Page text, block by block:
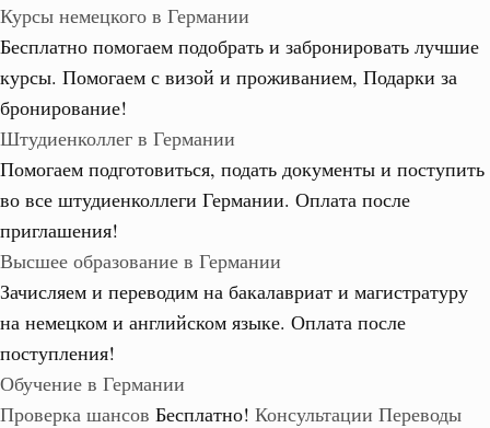
Курсы немецкого в Германии
Бесплатно помогаем подобрать и забронировать лучшие
курсы. Помогаем с визой и проживанием, Подарки за
бронирование!
Штудиенколлег в Германии
Помогаем подготовиться, подать документы и поступить
во все штудиенколлеги Германии. Оплата после
приглашения!
Высшее образование в Германии
Зачисляем и переводим на бакалавриат и магистратуру
на немецком и английском языке. Оплата после
поступления!
Обучение в Германии
Проверка шансов Бесплатно! Консультации Переводы